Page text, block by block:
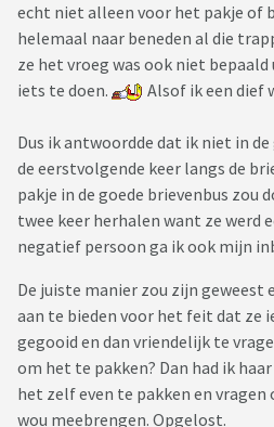
echt niet alleen voor het pakje of
helemaal naar beneden al die
ze het vroeg was ook niet
iets te doen.
Alsof ik een dief
Dus ik antwoordde dat ik niet in
de eerstvolgende keer langs de
pakje in de goede brievenbus zou
twee keer herhalen want ze werd
negatief persoon ga ik ook mijn
De juiste manier zou zijn
aan te bieden voor het feit dat ze
gegooid en dan vriendelijk te
om het te pakken? Dan had ik
het zelf even te pakken en
wou meebrengen. Opgelost.